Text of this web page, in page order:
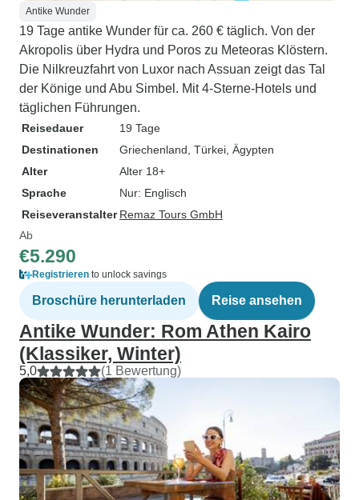
Antike Wunder
19 Tage antike Wunder für ca. 260 € täglich. Von der
Akropolis über Hydra und Poros zu Meteoras Klöstern.
Die Nilkreuzfahrt von Luxor nach Assuan zeigt das Tal
der Könige und Abu Simbel. Mit 4-Sterne-Hotels und
täglichen Führungen.
Reisedauer
19 Tage
Destinationen
Griechenland , Türkei , Ägypten
Alter
Alter 18+
Sprache
Nur: Englisch
Reiseveranstalter Remaz Tours GmbH
Ab
€5.290
Registrieren to unlock savings
Broschüre herunterladen Reise ansehen
Antike Wunder: Rom Athen Kairo
(Klassiker, Winter)
5,0 (1 Bewertung)